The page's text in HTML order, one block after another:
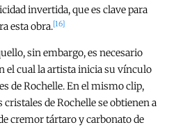
invertida, que es clave para
esta obra.[16]
sin embargo, es necesario
el cual la artista inicia su vínculo
de Rochelle. En el mismo clip,
cristales de Rochelle se obtienen a
cremor tártaro y carbonato de